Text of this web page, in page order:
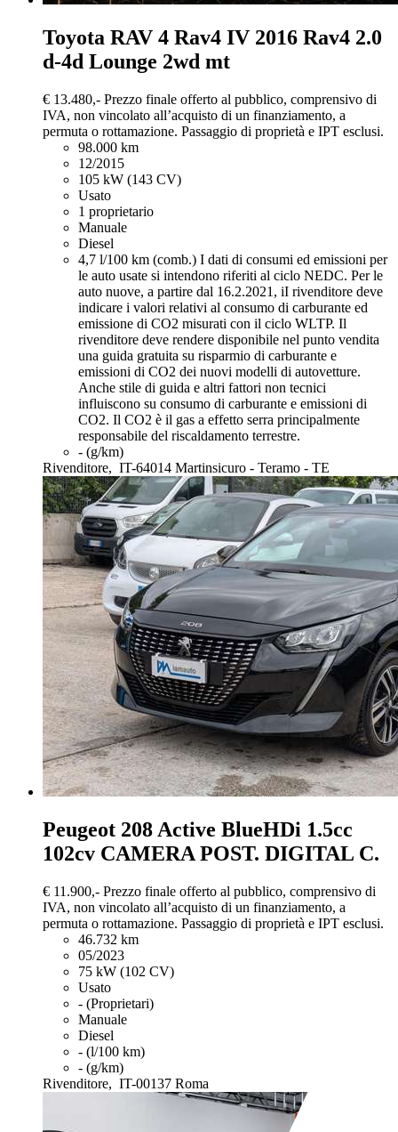
Toyota RAV 4 Rav4 IV 2016 Rav4 2.0
d-4d Lounge 2wd mt
€ 13.480,- Prezzo finale offerto al pubblico, comprensivo di
IVA, non vincolato all’acquisto di un finanziamento, a
permuta o rottamazione. Passaggio di proprietà e IPT esclusi.
98.000 km
12/2015
105 kW (143 CV)
Usato
1 proprietario
Manuale
Diesel
4,7 l/100 km (comb.) I dati di consumi ed emissioni per
le auto usate si intendono riferiti al ciclo NEDC. Per le
auto nuove, a partire dal 16.2.2021, iI rivenditore deve
indicare i valori relativi al consumo di carburante ed
emissione di CO2 misurati con il ciclo WLTP. Il
rivenditore deve rendere disponibile nel punto vendita
una guida gratuita su risparmio di carburante e
emissioni di CO2 dei nuovi modelli di autovetture.
Anche stile di guida e altri fattori non tecnici
influiscono su consumo di carburante e emissioni di
CO2. Il CO2 è il gas a effetto serra principalmente
responsabile del riscaldamento terrestre.
- (g/km)
Rivenditore, IT-64014 Martinsicuro - Teramo - TE
Peugeot 208 Active BlueHDi 1.5cc
102cv CAMERA POST. DIGITAL C.
€ 11.900,- Prezzo finale offerto al pubblico, comprensivo di
IVA, non vincolato all’acquisto di un finanziamento, a
permuta o rottamazione. Passaggio di proprietà e IPT esclusi.
46.732 km
05/2023
75 kW (102 CV)
Usato
- (Proprietari)
Manuale
Diesel
- (l/100 km)
- (g/km)
Rivenditore, IT-00137 Roma